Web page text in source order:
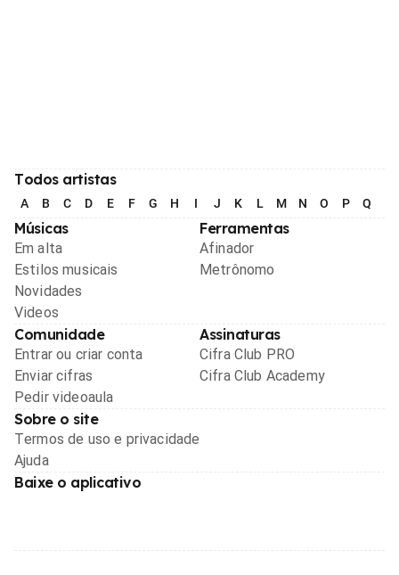
Todos artistas
A B C D E F G H I J K L M N O P Q
Músicas
Em alta
Estilos musicais
Novidades
Videos
Ferramentas
Afinador
Metrônomo
Comunidade
Entrar ou criar conta
Enviar cifras
Pedir videoaula
Assinaturas
Cifra Club PRO
Cifra Club Academy
Sobre o site
Termos de uso e privacidade
Ajuda
Baixe o aplicativo